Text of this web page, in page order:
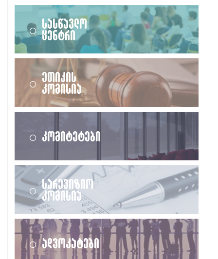
სასწავლო
ცენტრი
ეთიკის
კომისია
კომიტეტები
სარევიზიო
კომისია
ადვოკატები